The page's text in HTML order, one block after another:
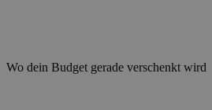
Wo dein Budget gerade verschenkt wird